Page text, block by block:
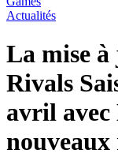
Actualités
La mise
Rivals
avril avec
nouveaux